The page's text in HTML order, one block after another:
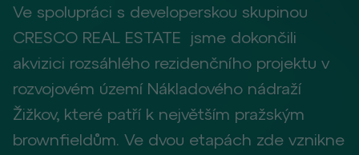
Ve spolupráci s developerskou skupinou
CRESCO REAL ESTATE jsme dokončili
akvizici rozsáhlého rezidenčního projektu v
rozvojovém území Nákladového nádraží
Žižkov, které patří k největším pražským
brownfieldům. Ve dvou etapách zde vznikne